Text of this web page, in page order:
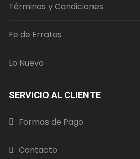
Términos y Condiciones
Fe de Erratas
Lo Nuevo
SERVICIO AL CLIENTE
Formas de Pago
Contacto